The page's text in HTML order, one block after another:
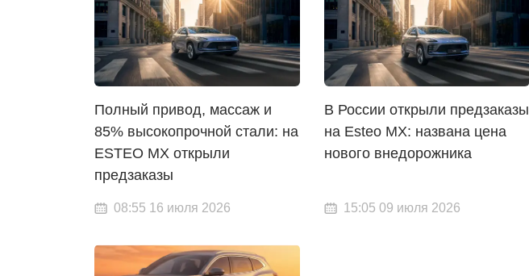
Полный привод, массаж и
85% высокопрочной стали: на
ESTEO MX открыли
предзаказы
08:55 16 июля 2026
В России открыли предзаказы
на Esteo MX: названа цена
нового внедорожника
15:05 09 июля 2026